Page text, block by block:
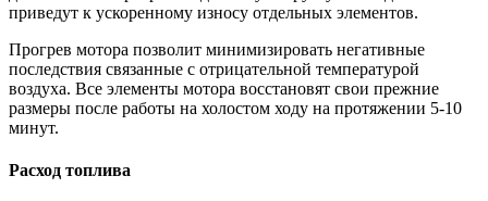
приведут к ускоренному износу отдельных элементов.
Прогрев мотора позволит минимизировать негативные
последствия связанные с отрицательной температурой
воздуха. Все элементы мотора восстановят свои прежние
размеры после работы на холостом ходу на протяжении 5-10
минут.
Расход топлива